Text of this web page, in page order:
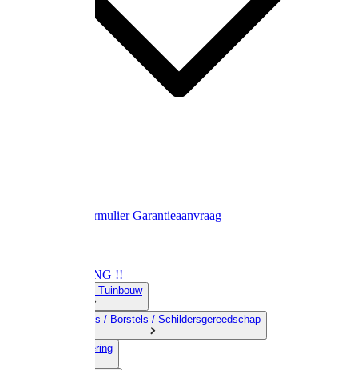
RetourformulierGarantieaanvraag
OPRUIMING !!
01) Land-& Tuinbouw
02) Bezems / Borstels / Schildersgereedschap
03) Afrastering